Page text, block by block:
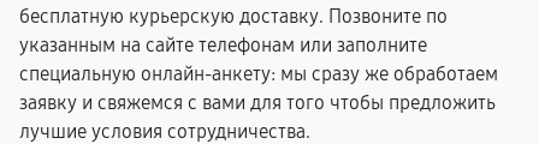
бесплатную курьерскую доставку. Позвоните по
указанным на сайте телефонам или заполните
специальную онлайн-анкету: мы сразу же обработаем
заявку и свяжемся с вами для того чтобы предложить
лучшие условия сотрудничества.